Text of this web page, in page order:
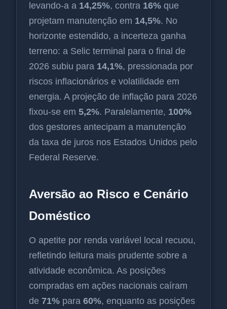
levando-a a 14,25%, contra 16% que
projetam manutenção em 14,5%. No
horizonte estendido, a incerteza ganha
terreno: a Selic terminal para o final de
2026 subiu para 14,1%, pressionada por
riscos inflacionários e volatilidade em
energia. A projeção de inflação para 2026
fixou-se em 5,2%. Paralelamente, 100%
dos gestores antecipam a manutenção
da taxa de juros nos Estados Unidos pelo
Federal Reserve.
Aversão ao Risco e Cenário
Doméstico
O apetite por renda variável local recuou,
refletindo leitura mais prudente sobre a
atividade econômica. As posições
compradas em ações nacionais caíram
de 71% para 60%, enquanto as posições